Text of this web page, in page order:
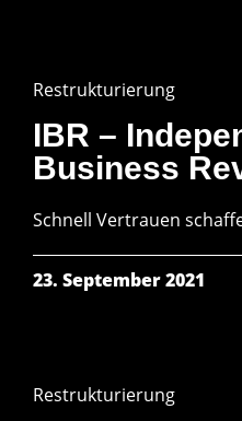
Restrukturierung
IBR –
Business
Schnell Vertrauen
23. September 2021
Restrukturierung